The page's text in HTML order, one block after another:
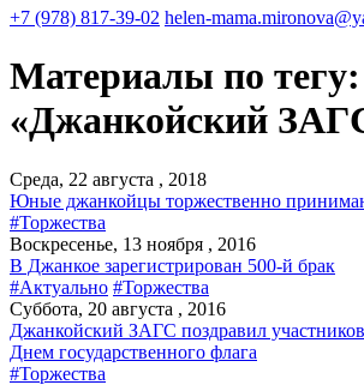
+7 (978) 817-39-02 helen-
Материалы по тегу:
«Джанкойский
Среда, 22 августа , 2018
Юные джанкойцы торжественно
#Торжества
Воскресенье, 13 ноября , 2016
В Джанкое зарегистрирован 500-й брак
#Актуально #Торжества
Суббота, 20 августа , 2016
Джанкойский ЗАГС поздравил
Днем государственного флага
#Торжества